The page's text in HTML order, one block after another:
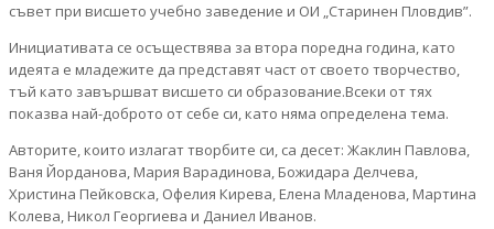
съвет при висшето учебно заведение и ОИ „Старинен Пловдив”.
Инициативата се осъществява за втора поредна година, като
идеята е младежите да представят част от своето творчество,
тъй като завършват висшето си образование.Всеки от тях
показва най-доброто от себе си, като няма определена тема.
Авторите, които излагат творбите си, са десет: Жаклин Павлова,
Ваня Йорданова, Мария Варадинова, Божидара Делчева,
Христина Пейковска, Офелия Кирева, Елена Младенова, Мартина
Колева, Никол Георгиева и Даниел Иванов.